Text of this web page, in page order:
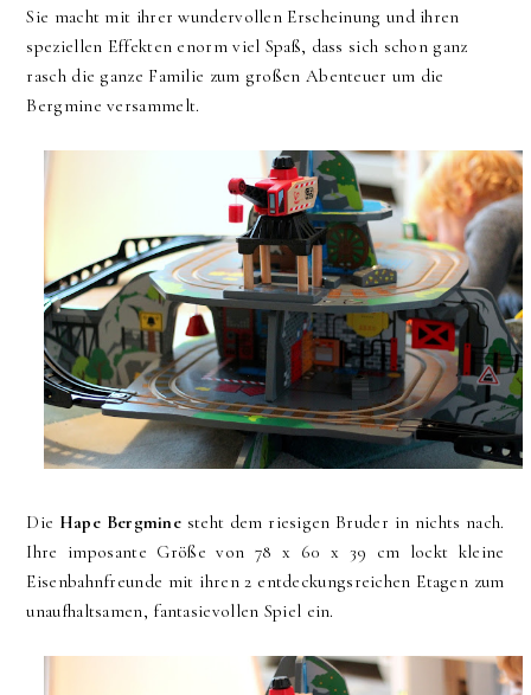
Sie macht mit ihrer wundervollen Erscheinung und ihren
speziellen Effekten enorm viel Spaß, dass sich schon ganz
rasch die ganze Familie zum großen Abenteuer um die
Bergmine versammelt.
Die Hape Bergmine steht dem riesigen Bruder in nichts nach.
Ihre imposante Größe von 78 x 60 x 39 cm lockt kleine
Eisenbahnfreunde mit ihren 2 entdeckungsreichen Etagen zum
unaufhaltsamen, fantasievollen Spiel ein.